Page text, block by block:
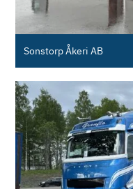
Sonstorp Åkeri AB